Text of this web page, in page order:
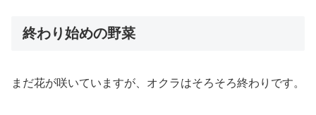
終わり始めの野菜
まだ花が咲いていますが、オクラはそろそろ終わりです。